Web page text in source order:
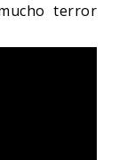
terror